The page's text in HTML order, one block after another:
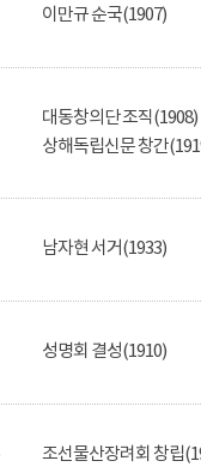
이만규 순국(1907)
대동창의단 조직(1908)
상해독립신문 창간
남자현 서거(1933)
성명회 결성(1910)
조선물산장려회 창립